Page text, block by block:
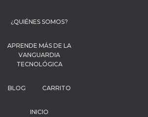
¿QUIÉNES SOMOS?
APRENDE MÁS DE LA
VANGUARDIA
TECNOLÓGICA
BLOG CARRITO
INICIO